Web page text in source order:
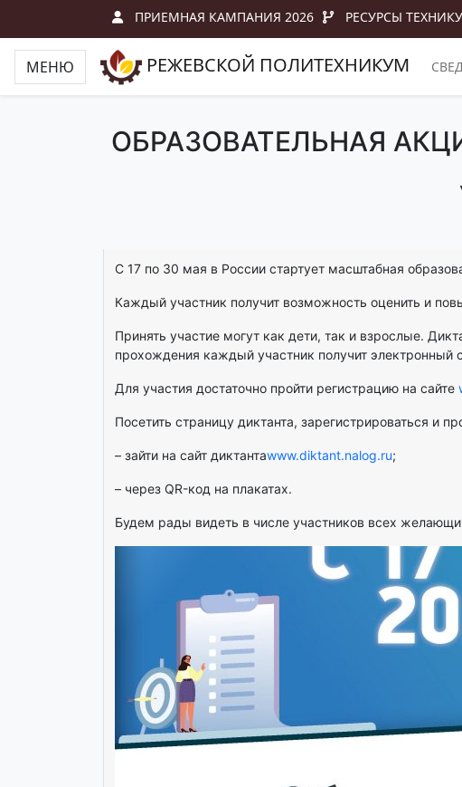
ПРИЕМНАЯ КАМПАНИЯ 2026 РЕСУРСЫ
МЕНЮ РЕЖЕВСКОЙ ПОЛИТЕХНИКУМ
ОБРАЗОВАТЕЛЬНАЯ
С 17 по 30 мая в России стартует масштабная
Каждый участник получит возможность оценить и
Принять участие могут как дети, так и взрослые.
прохождения каждый участник получит электронный
Для участия достаточно пройти регистрацию на сайте
Посетить страницу диктанта, зарегистрироваться и
– зайти на сайт диктантаwww.diktant.nalog.ru;
– через QR-код на плакатах.
Будем рады видеть в числе участников всех